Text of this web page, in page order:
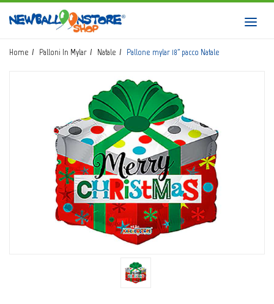
HOME
SHOP
CATALOGO
CHI SIAMO
CORSI BALLOON ART
INVIO LOGO
CONTATTI
EVENTI NBS
Home Palloni In Mylar Natale Pallone mylar 18" pacco Natale